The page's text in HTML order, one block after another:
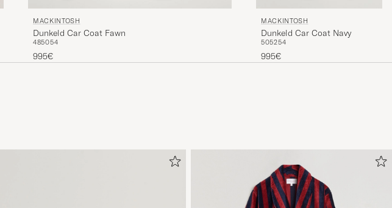
MACKINTOSH
Dunkeld Car Coat Fawn
485054
995€
MACKINTOSH
Dunkeld Car Coat Navy
505254
995€